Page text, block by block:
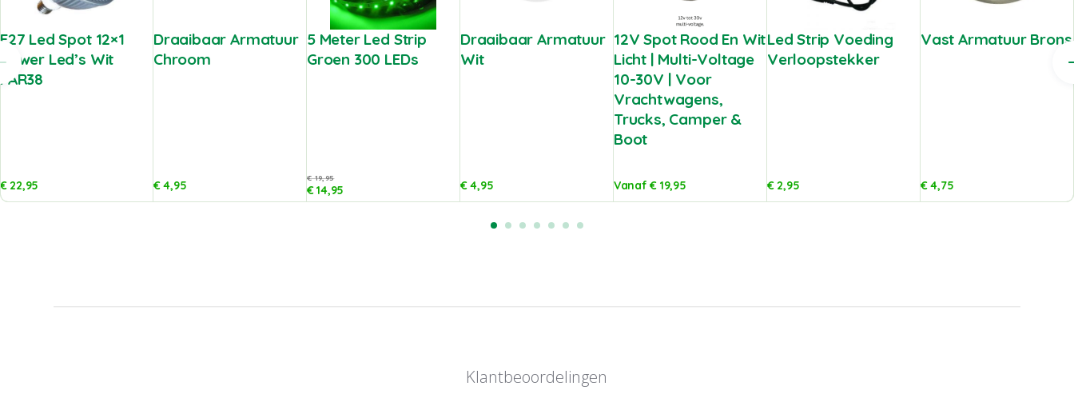
E27 Led Spot 12×1
Power Led’s Wit
PAR38
€22,95
Draaibaar Armatuur
Chroom
€4,95
5 Meter Led Strip
Groen 300 LEDs
€19,95
€14,95
Draaibaar Armatuur
Wit
€4,95
12V Spot Rood En Wit
Licht | Multi-Voltage
10-30V | Voor
Vrachtwagens,
Trucks, Camper &
Boot
Vanaf€ 19,95
Led Strip Voeding
Verloopstekker
€2,95
Vast Armatuur Brons
€4,75
Klantbeoordelingen